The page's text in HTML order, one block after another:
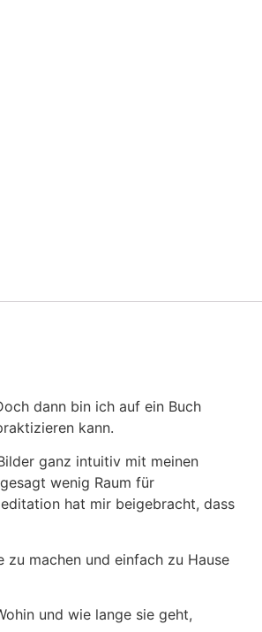
dann bin ich auf ein Buch
kann.
ganz intuitiv mit meinen
wenig Raum für
hat mir beigebracht, dass
zu machen und einfach zu Hause
und wie lange sie geht,